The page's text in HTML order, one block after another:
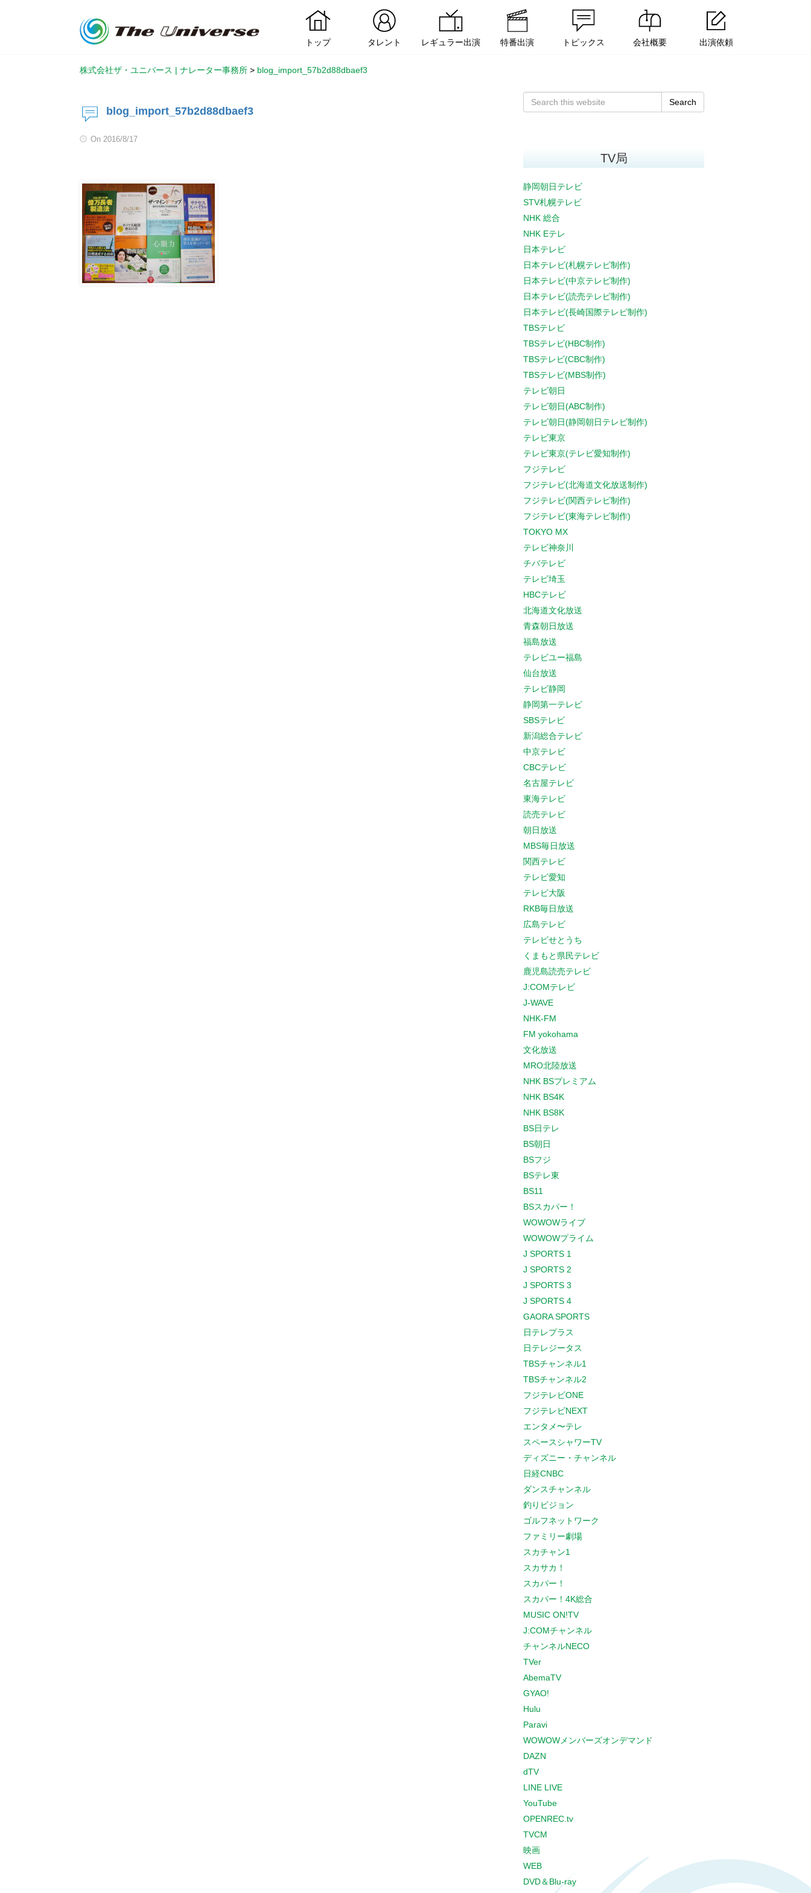
トップ タレント レギュラー出演 特番出演 トピックス 会社概要 出演依頼
株式会社ザ・ユニバース | ナレーター事務所 > blog_import_57b2d88dbaef3
blog_import_57b2d88dbaef3
On 2016/8/17
Search
TV局
静岡朝日テレビ
STV札幌テレビ
NHK 総合
NHK Eテレ
日本テレビ
日本テレビ(札幌テレビ制作)
日本テレビ(中京テレビ制作)
日本テレビ(読売テレビ制作)
日本テレビ(長崎国際テレビ制作)
TBSテレビ
TBSテレビ(HBC制作)
TBSテレビ(CBC制作)
TBSテレビ(MBS制作)
テレビ朝日
テレビ朝日(ABC制作)
テレビ朝日(静岡朝日テレビ制作)
テレビ東京
テレビ東京(テレビ愛知制作)
フジテレビ
フジテレビ(北海道文化放送制作)
フジテレビ(関西テレビ制作)
フジテレビ(東海テレビ制作)
TOKYO MX
テレビ神奈川
チバテレビ
テレビ埼玉
HBCテレビ
北海道文化放送
青森朝日放送
福島放送
テレビユー福島
仙台放送
テレビ静岡
静岡第一テレビ
SBSテレビ
新潟総合テレビ
中京テレビ
CBCテレビ
名古屋テレビ
東海テレビ
読売テレビ
朝日放送
MBS毎日放送
関西テレビ
テレビ愛知
テレビ大阪
RKB毎日放送
広島テレビ
テレビせとうち
くまもと県民テレビ
鹿児島読売テレビ
J:COMテレビ
J-WAVE
NHK-FM
FM yokohama
文化放送
MRO北陸放送
NHK BSプレミアム
NHK BS4K
NHK BS8K
BS日テレ
BS朝日
BSフジ
BSテレ東
BS11
BSスカパー！
WOWOWライブ
WOWOWプライム
J SPORTS 1
J SPORTS 2
J SPORTS 3
J SPORTS 4
GAORA SPORTS
日テレプラス
日テレジータス
TBSチャンネル1
TBSチャンネル2
フジテレビONE
フジテレビNEXT
エンタメ〜テレ
スペースシャワーTV
ディズニー・チャンネル
日経CNBC
ダンスチャンネル
釣りビジョン
ゴルフネットワーク
ファミリー劇場
スカチャン1
スカサカ！
スカパー！
スカパー！4K総合
MUSIC ON!TV
J:COMチャンネル
チャンネルNECO
TVer
AbemaTV
GYAO!
Hulu
Paravi
WOWOWメンバーズオンデマンド
DAZN
dTV
LINE LIVE
YouTube
OPENREC.tv
TVCM
映画
WEB
DVD＆Blu-ray